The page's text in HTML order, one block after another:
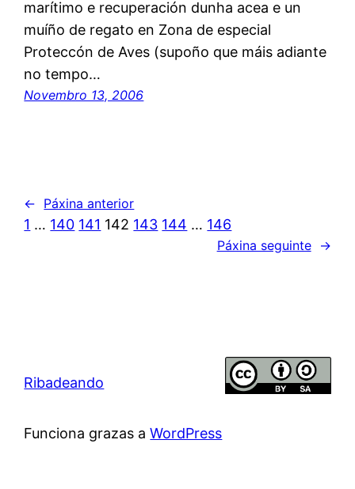
marítimo e recuperación dunha acea e un
muíño de regato en Zona de especial
Proteccón de Aves (supoño que máis adiante
no tempo…
Novembro 13, 2006
← Páxina anterior
1 … 140 141 142 143 144 … 146
Páxina seguinte →
Ribadeando
Funciona grazas aWordPress